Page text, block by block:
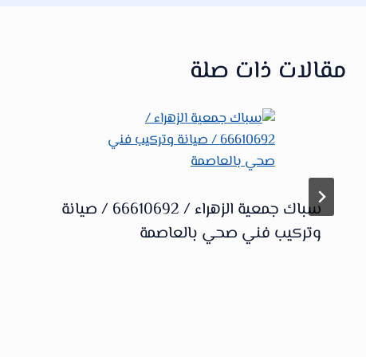
مقالات ذات صلة
سباك جمعية الزهراء / 66610692 / صيانة
وتركيب فني صحي بالعاصمة